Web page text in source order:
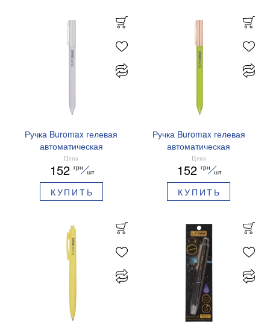
Ручка Buromax гелевая
автоматическая
PRESTIGE SILVER 0,5 мм
синие чернила BM.83102
Цена
152 грн
шт
КУПИТЬ
Ручка Buromax гелевая
автоматическая
PRESTIGE GOLD 0,5 мм
синие чернила BM.83101
Цена
152 грн
шт
КУПИТЬ